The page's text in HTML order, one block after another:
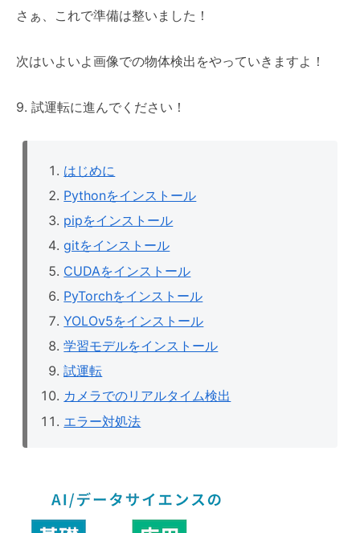
さぁ、これで準備は整いました！
次はいよいよ画像での物体検出をやっていきますよ！
9. 試運転に進んでください！
はじめに
Pythonをインストール
pipをインストール
gitをインストール
CUDAをインストール
PyTorchをインストール
YOLOv5をインストール
学習モデルをインストール
試運転
カメラでのリアルタイム検出
エラー対処法